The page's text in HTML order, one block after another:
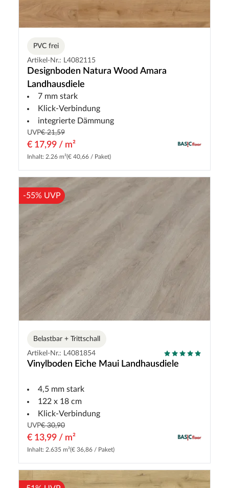
PVC frei
Artikel-Nr.: L4082115
Designboden Natura Wood Amara
Landhausdiele
7 mm stark
Klick-Verbindung
integrierte Dämmung
UVP€ 21,59
€ 17,99 / m²
Inhalt: 2.26 m²(€ 40,66 / Paket)
-55% UVP
Belastbar + Trittschall
Artikel-Nr.: L4081854
Vinylboden Eiche Maui Landhausdiele
4,5 mm stark
122 x 18 cm
Klick-Verbindung
UVP€ 30,90
€ 13,99 / m²
Inhalt: 2.635 m²(€ 36,86 / Paket)